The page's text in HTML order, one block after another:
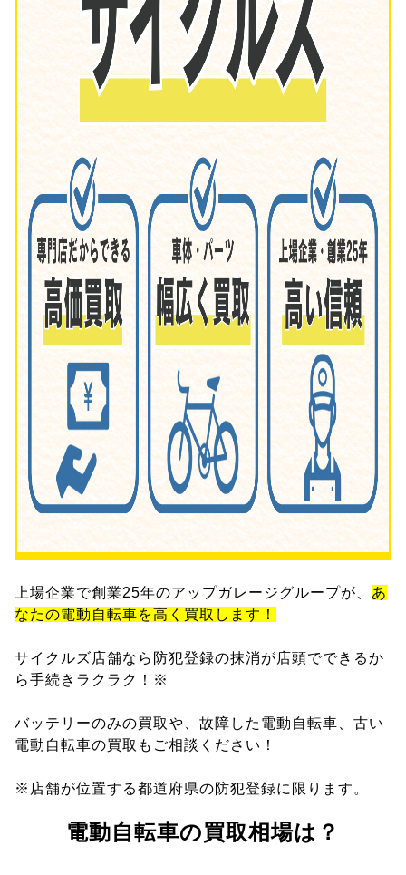
上場企業で創業25年のアップガレージグループが、 あ
なたの電動自転車を高く買取します！
サイクルズ店舗なら防犯登録の抹消が店頭でできるか
ら手続きラクラク！※
バッテリーのみの買取や、故障した電動自転車、古い
電動自転車の買取もご相談ください！
※店舗が位置する都道府県の防犯登録に限ります。
電動自転車の買取相場は？